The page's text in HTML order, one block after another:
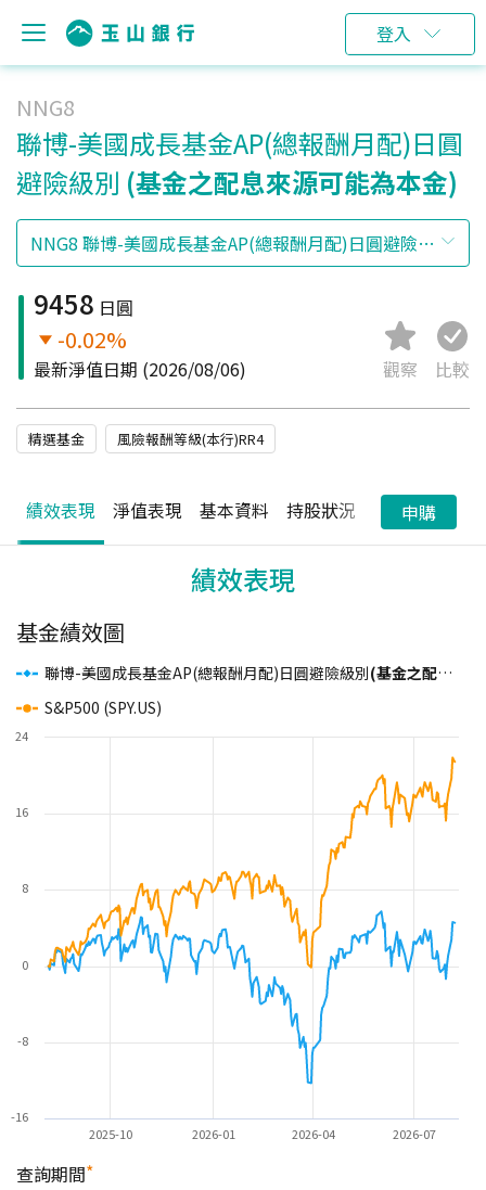
登入
NNG8
聯博-美國成長基金AP(總報酬月配)日圓
避險級別 (基金之配息來源可能為本金)
9458 日圓
-0.02%
最新淨值日期 (2026/08/06) 觀察 比較
精選基金 風險報酬等級(本行)RR4
績效表現 淨值表現 基本資料 持股狀況 配息狀況
申購
績效表現
基金績效圖
聯博-美國成長基金AP(總報酬月配)日圓避險級別(基金之配息來源可能為本金)
S&P500 (SPY.US)
2025-10 2026-01 2026-04 2026-07
-16
-8
0
8
16
24
查詢期間*